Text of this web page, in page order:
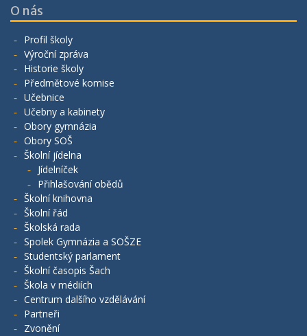
O nás
Profil školy
Výroční zpráva
Historie školy
Předmětové komise
Učebnice
Učebny a kabinety
Obory gymnázia
Obory SOŠ
Školní jídelna
Jídelníček
Přihlašování obědů
Školní knihovna
Školní řád
Školská rada
Spolek Gymnázia a SOŠZE
Studentský parlament
Školní časopis Šach
Škola v médiích
Centrum dalšího vzdělávání
Partneři
Zvonění